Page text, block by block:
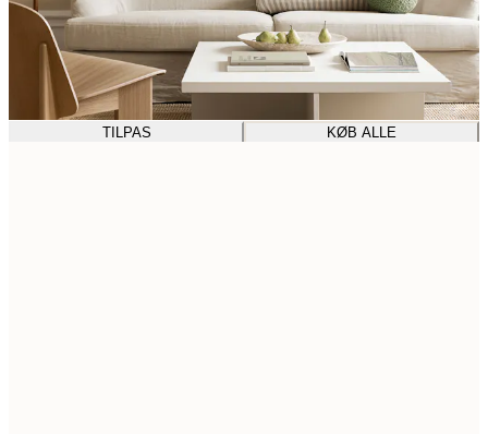
TILPAS KØB ALLE